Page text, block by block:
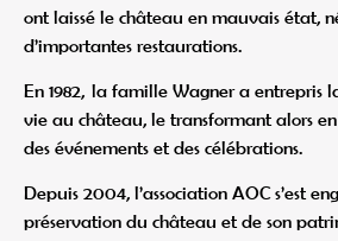
ont laissé le château en mauvais état,
d’importantes restaurations.
En 1982, la famille Wagner a entrepris
vie au château, le transformant alors
des événements et des célébrations.
Depuis 2004, l’association AOC s’est
préservation du château et de son